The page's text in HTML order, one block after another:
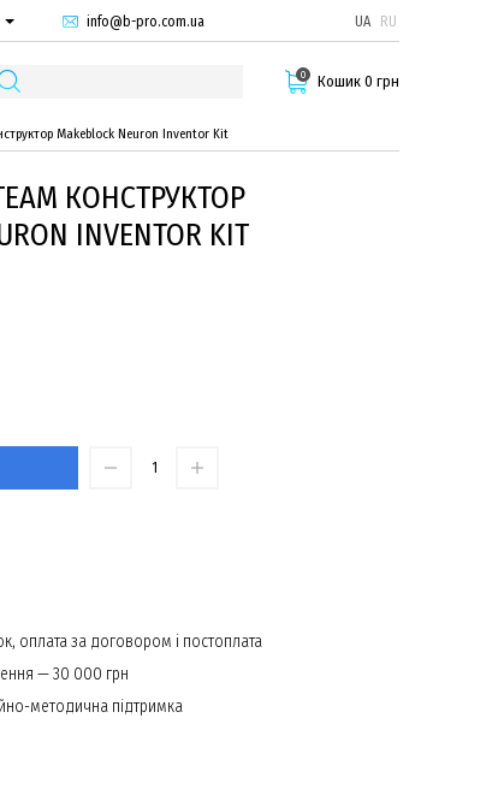
info@b-pro.com.ua UA RU
0 Кошик 0 грн
Makeblock Neuron Inventor Kit
КОНСТРУКТОР
INVENTOR KIT
оплата за договором і постоплата
— 30 000 грн
методична підтримка